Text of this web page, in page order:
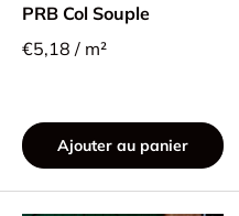
PRB Col Souple
€5,18 / m²
Ajouter au panier